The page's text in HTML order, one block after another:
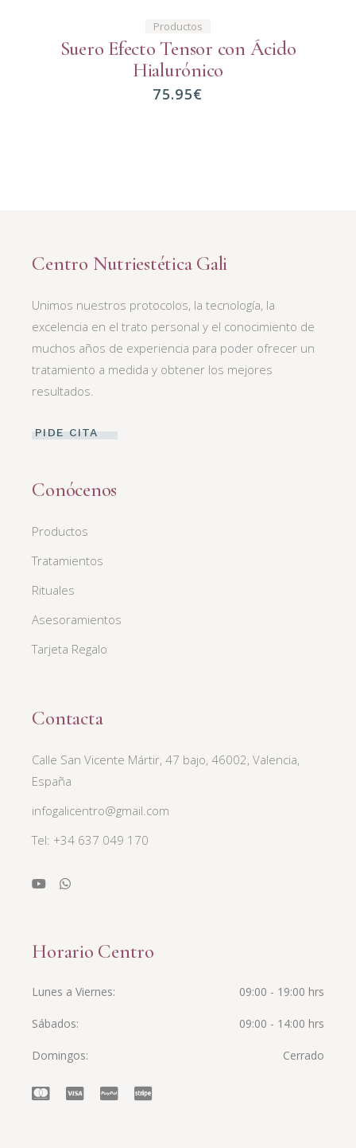
Productos
Suero Efecto Tensor con Ácido
Hialurónico
75.95€
Centro Nutriestética Gali
Unimos nuestros protocolos, la tecnología, la
excelencia en el trato personal y el conocimiento de
muchos años de experiencia para poder ofrecer un
tratamiento a medida y obtener los mejores
resultados.
PIDE CITA
Conócenos
Productos
Tratamientos
Rituales
Asesoramientos
Tarjeta Regalo
Contacta
Calle San Vicente Mártir, 47 bajo, 46002, Valencia,
España
infogalicentro@gmail.com
Tel: +34 637 049 170
Horario Centro
Lunes a Viernes 09:00 - 19:00 hrs
Sábados 09:00 - 14:00 hrs
Domingos Cerrado